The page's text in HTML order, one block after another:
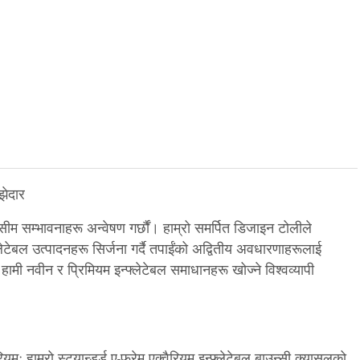
सम्भावनाहरू अन्वेषण गर्छौं। हाम्रो समर्पित डिजाइन टोलीले
उत्पादनहरू सिर्जना गर्दै तपाईंको अद्वितीय अवधारणाहरूलाई
नवीन र प्रिमियम इन्फ्लेटेबल समाधानहरू खोज्ने विश्वव्यापी